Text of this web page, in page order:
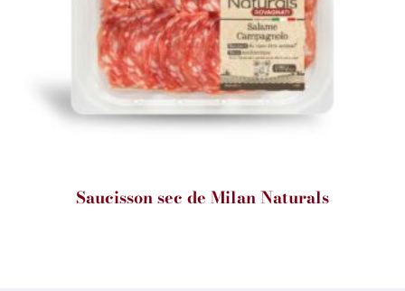
Saucisson sec de Milan Naturals